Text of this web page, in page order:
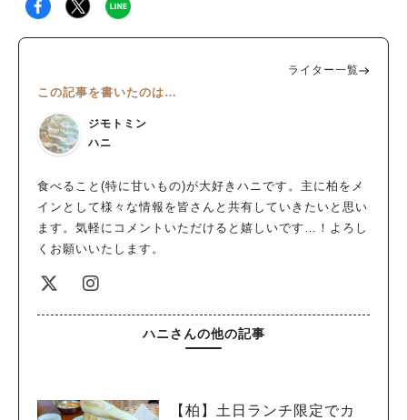
ライター一覧
この記事を書いたのは…
ジモトミン
ハニ
食べること(特に甘いもの)が大好きハニです。主に柏をメ
インとして様々な情報を皆さんと共有していきたいと思い
ます。気軽にコメントいただけると嬉しいです…！よろし
くお願いいたします。
ハニさんの他の記事
【柏】土日ランチ限定でカ